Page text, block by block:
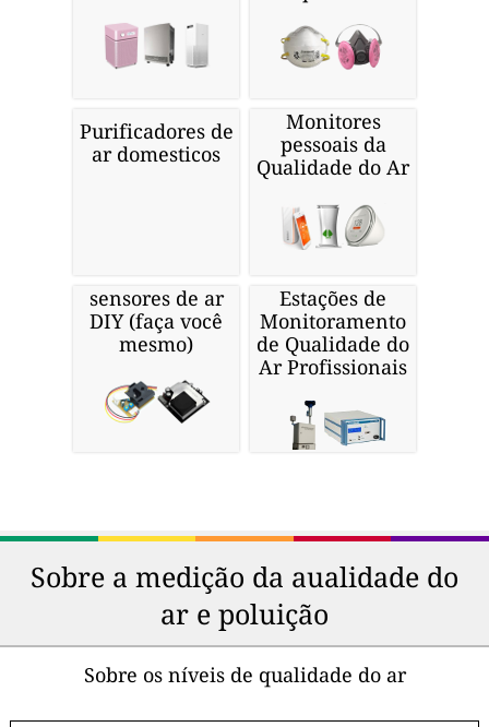
Purificadores de
ar domesticos
Monitores
pessoais da
Qualidade do Ar
sensores de ar
DIY (faça você
mesmo)
Estações de
Monitoramento
de Qualidade do
Ar Profissionais
Sobre a medição da aualidade do
ar e poluição
Sobre os níveis de qualidade do ar